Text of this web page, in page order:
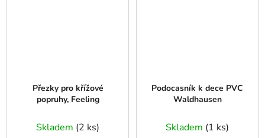
Přezky pro křížové
popruhy, Feeling
Skladem (2 ks)
Podocasník k dece PVC
Waldhausen
Skladem (1 ks)